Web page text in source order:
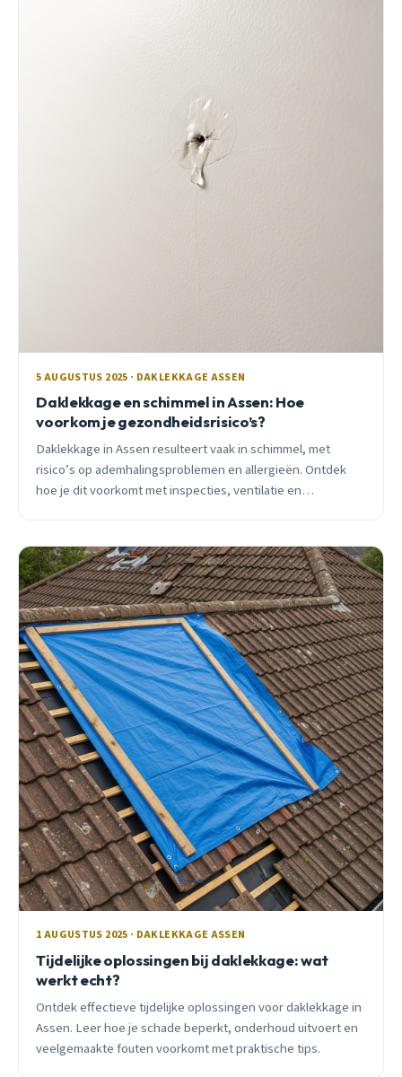
5 AUGUSTUS 2025 · DAKLEKKAGE ASSEN
Daklekkage en schimmel in Assen: Hoe
voorkom je gezondheidsrisico’s?
Daklekkage in Assen resulteert vaak in schimmel, met
risico’s op ademhalingsproblemen en allergieën. Ontdek
hoe je dit voorkomt met inspecties, ventilatie en
1 AUGUSTUS 2025 · DAKLEKKAGE ASSEN
Tijdelijke oplossingen bij daklekkage: wat
werkt echt?
Ontdek effectieve tijdelijke oplossingen voor daklekkage in
Assen. Leer hoe je schade beperkt, onderhoud uitvoert en
veelgemaakte fouten voorkomt met praktische tips.